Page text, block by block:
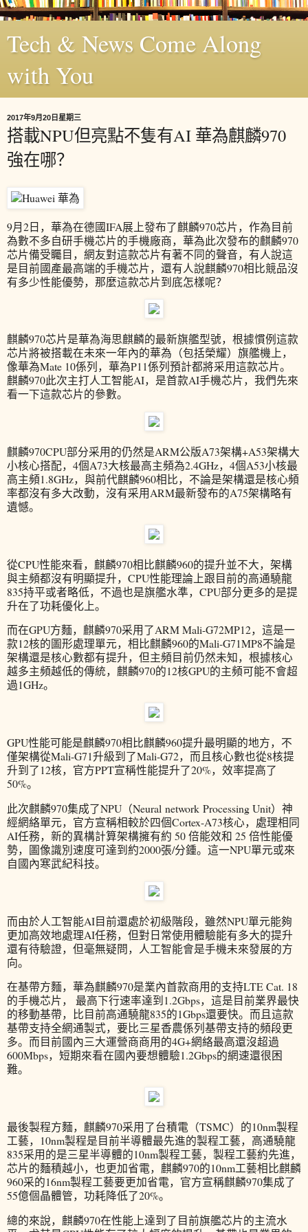
Tech & News Come Along
with You
2017年9月20日星期三
搭載NPU但亮點不隻有AI 華為麒麟970
強在哪？
9月2日，華為在德國IFA展上發布了麒麟970芯片，作為目前
為數不多自研手機芯片的手機廠商，華為此次發布的麒麟970
芯片備受矚目，網友對這款芯片有著不同的聲音，有人說這
是目前國產最高端的手機芯片，還有人說麒麟970相比競品沒
有多少性能優勢，那麼這款芯片到底怎樣呢？
麒麟970芯片是華為海思麒麟的最新旗艦型號，根據慣例這款
芯片將被搭載在未來一年內的華為（包括榮耀）旗艦機上，
像華為Mate 10係列，華為P11係列預計都將采用這款芯片。
麒麟970此次主打人工智能AI，是首款AI手機芯片，我們先來
看一下這款芯片的參數。
麒麟970CPU部分采用的仍然是ARM公版A73架構+A53架構大
小核心搭配，4個A73大核最高主頻為2.4GHz，4個A53小核最
高主頻1.8GHz，與前代麒麟960相比，不論是架構還是核心頻
率都沒有多大改動，沒有采用ARM最新發布的A75架構略有
遺憾。
從CPU性能來看，麒麟970相比麒麟960的提升並不大，架構
與主頻都沒有明顯提升，CPU性能理論上跟目前的高通驍龍
835持平或者略低，不過也是旗艦水準，CPU部分更多的是提
升在了功耗優化上。
而在GPU方麵，麒麟970采用了ARM Mali-G72MP12，這是一
款12核的圖形處理單元，相比麒麟960的Mali-G71MP8不論是
架構還是核心數都有提升，但主頻目前仍然未知，根據核心
越多主頻越低的傳統，麒麟970的12核GPU的主頻可能不會超
過1GHz。
GPU性能可能是麒麟970相比麒麟960提升最明顯的地方，不
僅架構從Mali-G71升級到了Mali-G72，而且核心數也從8核提
升到了12核，官方PPT宣稱性能提升了20%，效率提高了
50%。
此次麒麟970集成了NPU（Neural network Processing Unit）神
經網絡單元，官方宣稱相較於四個Cortex-A73核心，處理相同
AI任務，新的異構計算架構擁有約 50 倍能效和 25 倍性能優
勢，圖像識別速度可達到約2000張/分鍾。這一NPU單元或來
自國內寒武紀科技。
而由於人工智能AI目前還處於初級階段，雖然NPU單元能夠
更加高效地處理AI任務，但對日常使用體驗能有多大的提升
還有待驗證，但毫無疑問，人工智能會是手機未來發展的方
向。
在基帶方麵，華為麒麟970是業內首款商用的支持LTE Cat. 18
的手機芯片， 最高下行速率達到1.2Gbps，這是目前業界最快
的移動基帶，比目前高通驍龍835的1Gbps還要快。而且這款
基帶支持全網通製式，要比三星香農係列基帶支持的頻段更
多。而目前國內三大運營商商用的4G+網絡最高還沒超過
600Mbps，短期來看在國內要想體驗1.2Gbps的網速還很困
難。
最後製程方麵，麒麟970采用了台積電（TSMC）的10nm製程
工藝，10nm製程是目前半導體最先進的製程工藝，高通驍龍
835采用的是三星半導體的10nm製程工藝，製程工藝約先進，
芯片的麵積越小，也更加省電，麒麟970的10nm工藝相比麒麟
960采的16nm製程工藝要更加省電，官方宣稱麒麟970集成了
55億個晶體管，功耗降低了20%。
總的來說，麒麟970在性能上達到了目前旗艦芯片的主流水